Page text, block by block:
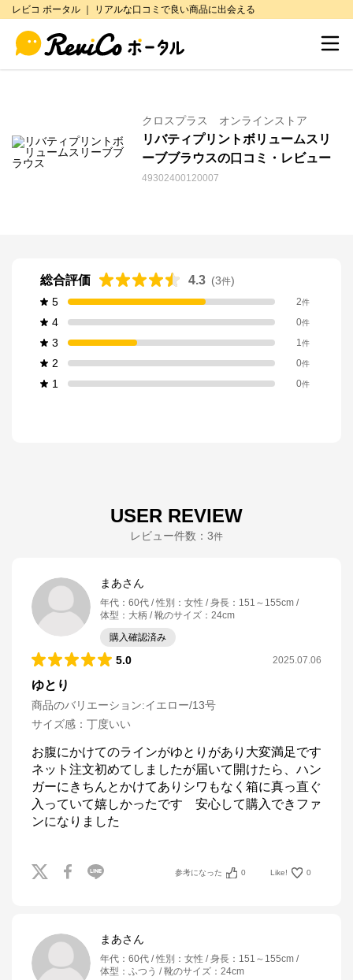
レビコ ポータル ｜ リアルな口コミで良い商品に出会える
クロスプラス オンラインストア
リバティプリントボリュームスリ
ーブブラウスの口コミ・レビュー
49302400120007
総合評価 4.3 (3件)
5
2件
4 0件
3 1件
2 0件
1 0件
USER REVIEW
レビュー件数： 3件
まあさん
年代 ： 60代 性別 ： 女性 身長 ： 151～155cm
体型 ： 大柄 靴のサイズ ： 24cm
購入確認済み
5.0 2025.07.06
ゆとり
商品のバリエーション:イエロー/13号
サイズ感 ： 丁度いい
お腹にかけてのラインがゆとりがあり大変満足です
ネット注文初めてしましたが届いて開けたら、ハン
ガーにきちんとかけてありシワもなく箱に真っ直ぐ
入っていて嬉しかったです　安心して購入できファ
ンになりました
参考になった 0 Like! 0
まあさん
年代 ： 60代 性別 ： 女性 身長 ： 151～155cm
体型 ： ふつう 靴のサイズ ： 24cm